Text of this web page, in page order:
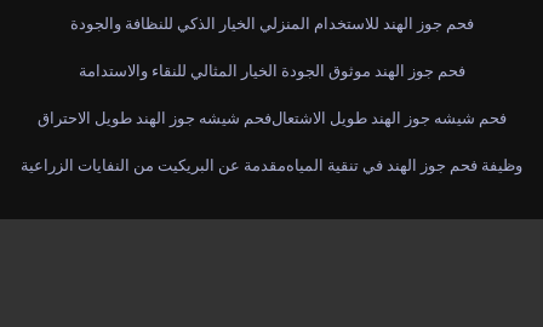
فحم جوز الهند للاستخدام المنزلي الخيار الذكي للنظافة والجودة
فحم جوز الهند موثوق الجودة الخيار المثالي للنقاء والاستدامة
فحم شيشه جوز الهند طويل الاحتراقفحم شيشه جوز الهند طويل الاشتعال
مقدمة عن البريكيت من النفايات الزراعيةوظيفة فحم جوز الهند في تنقية المياه